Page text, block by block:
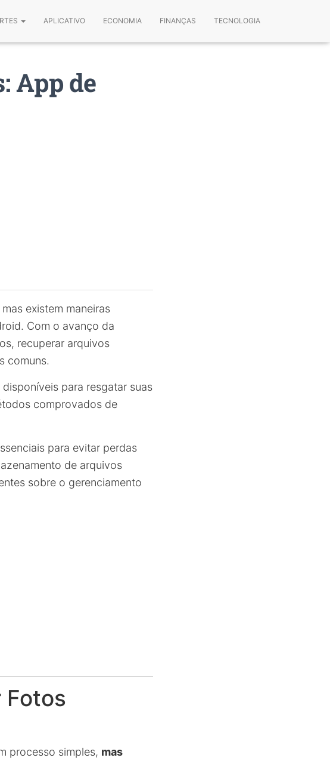
APLICATIVO ECONOMIA FINANÇAS TECNOLOGIA
App de
existem maneiras
Com o avanço da
recuperar arquivos
comuns.
para resgatar suas
comprovados de
para evitar perdas
de arquivos
sobre o gerenciamento
Fotos
processo simples, mas